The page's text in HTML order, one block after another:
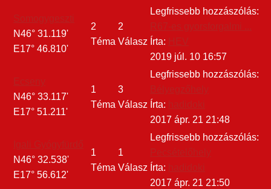
N46° 31.119'
E17° 46.810'
2
Téma
2
Válasz
Legfrissebb hozzászólás:
Írta:
2019 júl. 10 16:57
N46° 33.117'
E17° 51.211'
1
Téma
3
Válasz
Legfrissebb hozzászólás:
Írta:
2017 ápr. 21 21:48
N46° 32.538'
E17° 56.612'
1
Téma
1
Válasz
Legfrissebb hozzászólás:
Írta:
2017 ápr. 21 21:50